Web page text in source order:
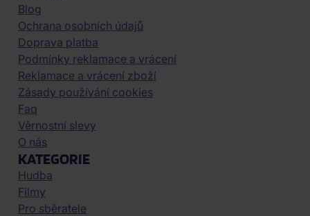
Blog
Ochrana osobních údajů
Doprava platba
Podmínky reklamace a vrácení
Reklamace a vrácení zboží
Zásady používání cookies
Faq
Věrnostní slevy
O nás
KATEGORIE
Hudba
Filmy
Pro sběratele